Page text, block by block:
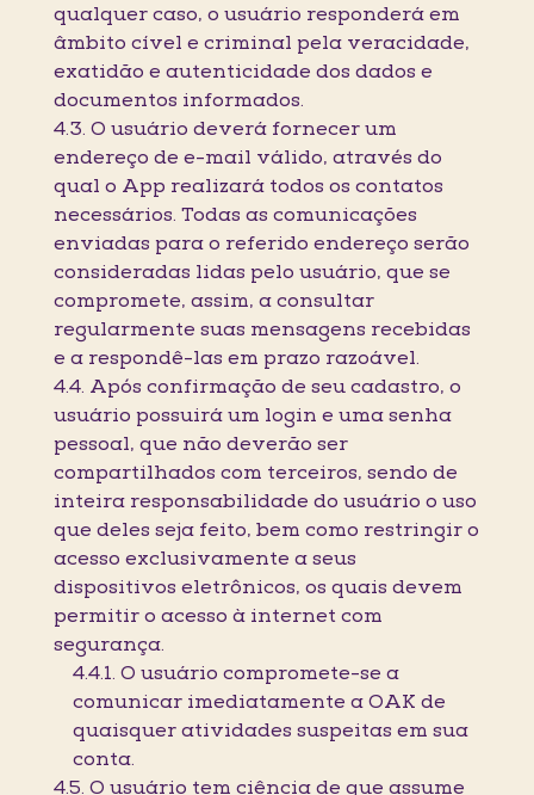
qualquer caso, o usuário responderá em
âmbito cível e criminal pela veracidade,
exatidão e autenticidade dos dados e
documentos informados.
4.3. O usuário deverá fornecer um
endereço de e-mail válido, através do
qual o App realizará todos os contatos
necessários. Todas as comunicações
enviadas para o referido endereço serão
consideradas lidas pelo usuário, que se
compromete, assim, a consultar
regularmente suas mensagens recebidas
e a respondê-las em prazo razoável.
4.4. Após confirmação de seu cadastro, o
usuário possuirá um login e uma senha
pessoal, que não deverão ser
compartilhados com terceiros, sendo de
inteira responsabilidade do usuário o uso
que deles seja feito, bem como restringir o
acesso exclusivamente a seus
dispositivos eletrônicos, os quais devem
permitir o acesso à internet com
segurança.
4.4.1. O usuário compromete-se a
comunicar imediatamente a OAK de
quaisquer atividades suspeitas em sua
conta.
4.5. O usuário tem ciência de que assume